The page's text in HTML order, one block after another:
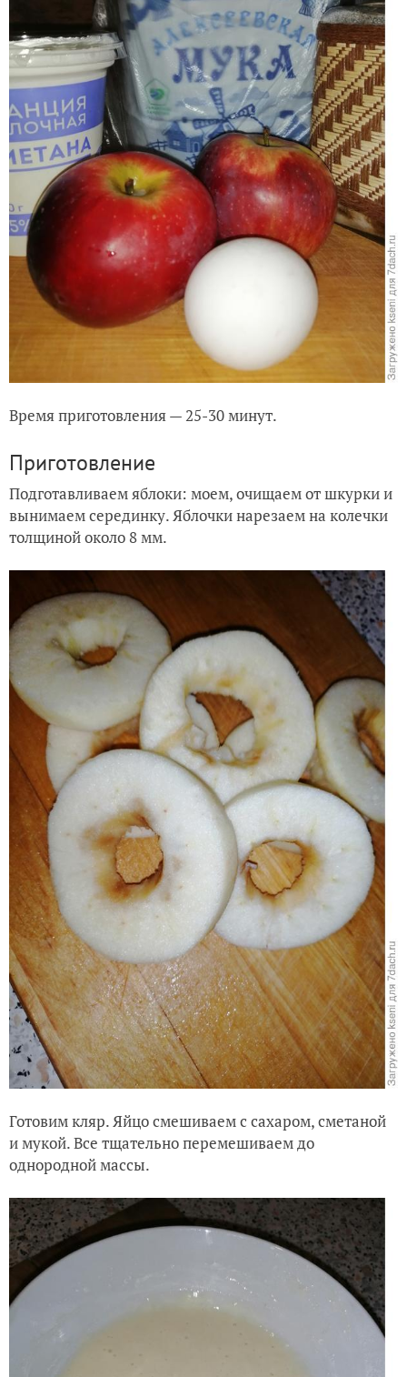
Время приготовления — 25-30 минут.
Приготовление
Подготавливаем яблоки: моем, очищаем от шкурки и
вынимаем серединку. Яблочки нарезаем на колечки
толщиной около 8 мм.
Готовим кляр. Яйцо смешиваем с сахаром, сметаной
и мукой. Все тщательно перемешиваем до
однородной массы.